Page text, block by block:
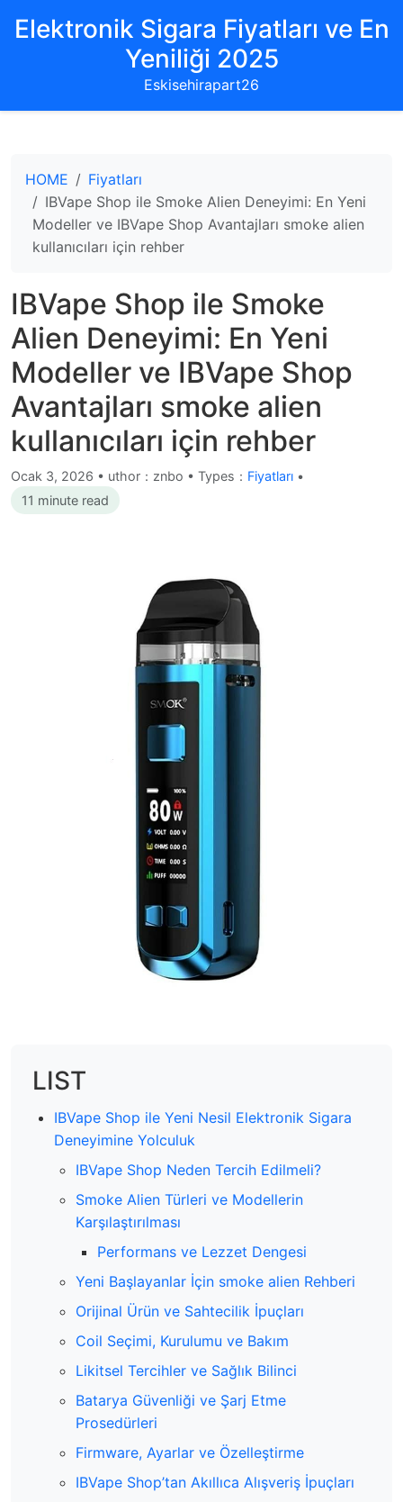
Elektronik Sigara Fiyatları ve En
Yeniliği 2025
Eskisehirapart26
HOME
Fiyatları
IBVape Shop ile Smoke Alien Deneyimi: En Yeni
Modeller ve IBVape Shop Avantajları smoke alien
kullanıcıları için rehber
IBVape Shop ile Smoke
Alien Deneyimi: En Yeni
Modeller ve IBVape Shop
Avantajları smoke alien
kullanıcıları için rehber
Ocak 3, 2026 • uthor：znbo • Types： Fiyatları •
11 minute read
LIST
IBVape Shop ile Yeni Nesil Elektronik Sigara
Deneyimine Yolculuk
IBVape Shop Neden Tercih Edilmeli?
Smoke Alien Türleri ve Modellerin
Karşılaştırılması
Performans ve Lezzet Dengesi
Yeni Başlayanlar İçin smoke alien Rehberi
Orijinal Ürün ve Sahtecilik İpuçları
Coil Seçimi, Kurulumu ve Bakım
Likitsel Tercihler ve Sağlık Bilinci
Batarya Güvenliği ve Şarj Etme
Prosedürleri
Firmware, Ayarlar ve Özelleştirme
IBVape Shop’tan Akıllıca Alışveriş İpuçları